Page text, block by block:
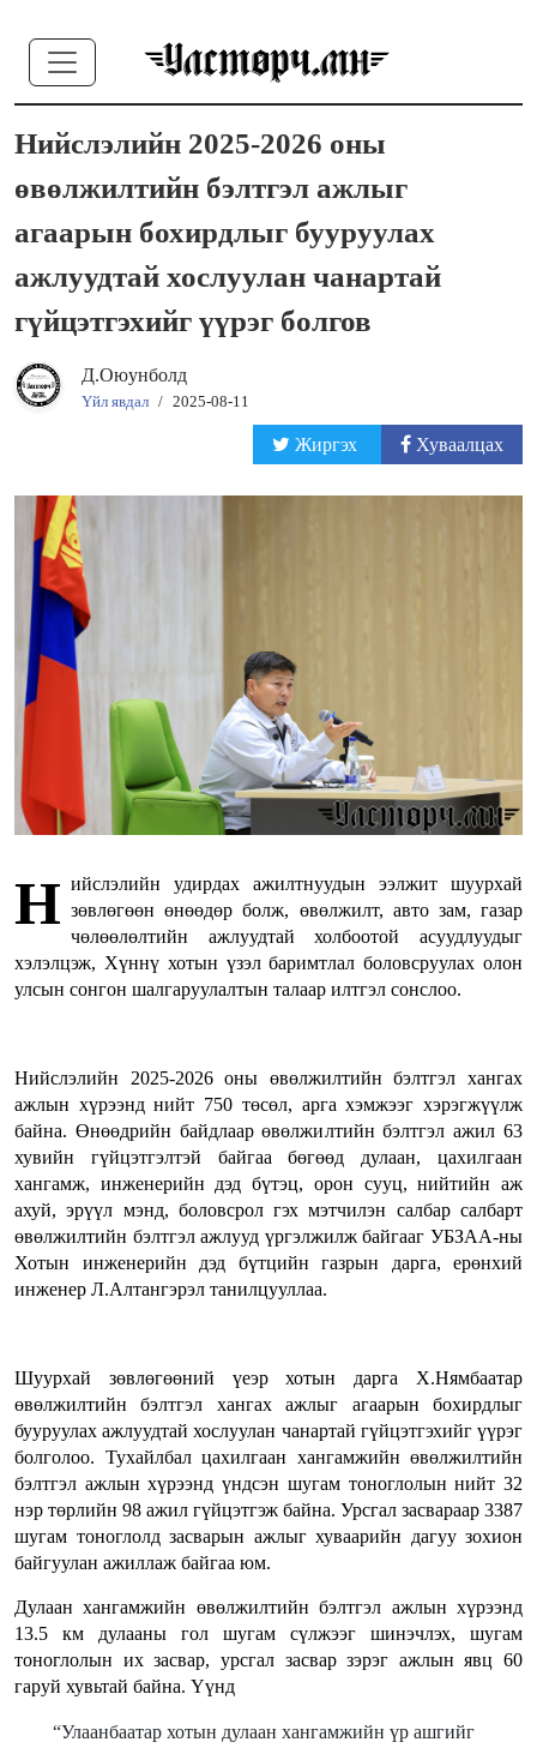
Нийслэлийн 2025-2026 оны
өвөлжилтийн бэлтгэл ажлыг
агаарын бохирдлыг бууруулах
ажлуудтай хослуулан чанартай
гүйцэтгэхийг үүрэг болгов
Д.Оюунболд
Үйл явдал / 2025-08-11
Жиргэх Хуваалцах
Н ийслэлийн удирдах ажилтнуудын ээлжит шуурхай
зөвлөгөөн өнөөдөр болж, өвөлжилт, авто зам, газар
чөлөөлөлтийн ажлуудтай холбоотой асуудлуудыг
хэлэлцэж, Хүннү хотын үзэл баримтлал боловсруулах олон
улсын сонгон шалгаруулалтын талаар илтгэл сонслоо.
Нийслэлийн 2025-2026 оны өвөлжилтийн бэлтгэл хангах
ажлын хүрээнд нийт 750 төсөл, арга хэмжээг хэрэгжүүлж
байна. Өнөөдрийн байдлаар өвөлжилтийн бэлтгэл ажил 63
хувийн
гүйцэтгэлтэй байгаа бөгөөд дулаан, цахилгаан
хангамж, инженерийн дэд бүтэц, орон сууц, нийтийн аж
ахуй, эрүүл мэнд, боловсрол гэх мэтчилэн салбар салбарт
өвөлжилтийн бэлтгэл ажлууд үргэлжилж байгааг УБЗАА-ны
Хотын инженерийн дэд бүтцийн газрын дарга, ерөнхий
инженер Л.Алтангэрэл танилцууллаа.
Шуурхай зөвлөгөөний үеэр хотын дарга Х.Нямбаатар
өвөлжилтийн бэлтгэл хангах ажлыг агаарын бохирдлыг
бууруулах ажлуудтай хослуулан чанартай гүйцэтгэхийг үүрэг
болголоо. Тухайлбал цахилгаан хангамжийн өвөлжилтийн
бэлтгэл ажлын хүрээнд үндсэн шугам тоноглолын нийт 32
нэр төрлийн 98 ажил гүйцэтгэж байна. Урсгал засвараар 3387
шугам тоноглолд засварын ажлыг хуваарийн дагуу зохион
байгуулан ажиллаж байгаа юм.
Дулаан хангамжийн өвөлжилтийн бэлтгэл ажлын хүрээнд
13.5 км дулааны гол шугам сүлжээг шинэчлэх, шугам
тоноглолын их засвар, урсгал засвар зэрэг ажлын явц 60
гаруй хувьтай байна. Үүнд
“Улаанбаатар хотын дулаан хангамжийн үр ашгийг